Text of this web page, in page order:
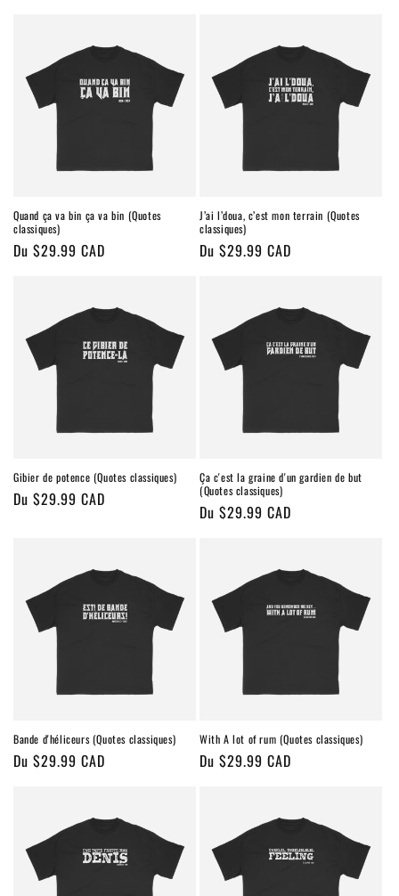
Quand ça va bin ça va bin (Quotes
classiques)
Prix
Du $29.99 CAD
J’ai l’doua, c’est mon terrain (Quotes
classiques)
Prix
Du $29.99 CAD
Gibier de potence (Quotes classiques)
Prix
Du $29.99 CAD
Ça c'est la graine d'un gardien de but
(Quotes classiques)
Prix
Du $29.99 CAD
Bande d'héliceurs (Quotes classiques)
Prix
Du $29.99 CAD
With A lot of rum (Quotes classiques)
Prix
Du $29.99 CAD